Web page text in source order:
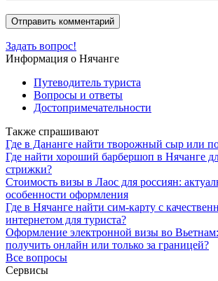
Задать вопрос!
Информация о Нячанге
Путеводитель туриста
Вопросы и ответы
Достопримечательности
Также спрашивают
Где в Дананге найти творожный сыр или
Где найти хороший барбершоп в Нячанге
стрижки?
Стоимость визы в Лаос для россиян:
особенности оформления
Где в Нячанге найти сим-карту с
интернетом для туриста?
Оформление электронной визы во
получить онлайн или только за границей?
Все вопросы
Сервисы